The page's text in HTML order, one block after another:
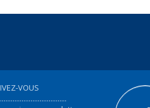
VOUS